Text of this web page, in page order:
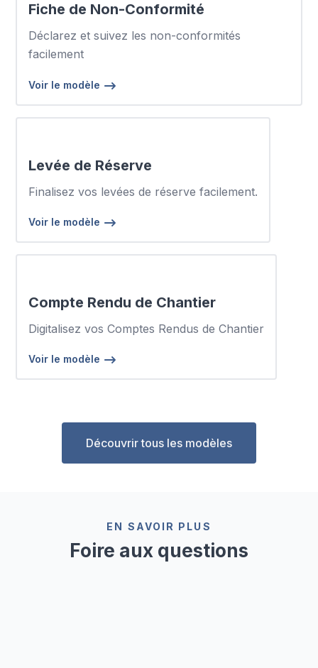
Fiche de Non-Conformité
Déclarez et suivez les non-conformités
facilement
Voir le modèle
Levée de Réserve
Finalisez vos levées de réserve facilement.
Voir le modèle
Compte Rendu de Chantier
Digitalisez vos Comptes Rendus de Chantier
Voir le modèle
Découvrir tous les modèles
EN SAVOIR PLUS
Foire aux questions